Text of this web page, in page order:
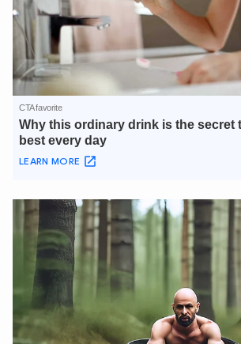
XIN CHÀO,
TÔI LÀ CHATBOT CỦA